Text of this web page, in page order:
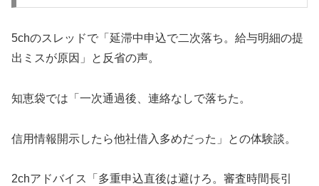
5chのスレッドで「延滞中申込で二次落ち。給与明細の提
出ミスが原因」と反省の声。
知恵袋では「一次通過後、連絡なしで落ちた。
信用情報開示したら他社借入多めだった」との体験談。
2chアドバイス「多重申込直後は避けろ。審査時間長引